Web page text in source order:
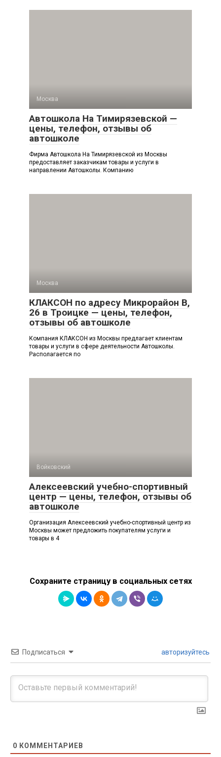
Москва
Автошкола На Тимирязевской —
цены, телефон, отзывы об
автошколе
Фирма Автошкола На Тимирязевской из Москвы
предоставляет заказчикам товары и услуги в
направлении Автошколы. Компанию
Москва
КЛАКСОН по адресу Микрорайон В,
26 в Троицке — цены, телефон,
отзывы об автошколе
Компания КЛАКСОН из Москвы предлагает клиентам
товары и услуги в сфере деятельности Автошколы.
Располагается по
Войковский
Алексеевский учебно-спортивный
центр — цены, телефон, отзывы об
автошколе
Организация Алексеевский учебно-спортивный центр из
Москвы может предложить покупателям услуги и
товары в 4
Сохраните страницу в социальных сетях
Подписаться авторизуйтесь
0 КОММЕНТАРИЕВ